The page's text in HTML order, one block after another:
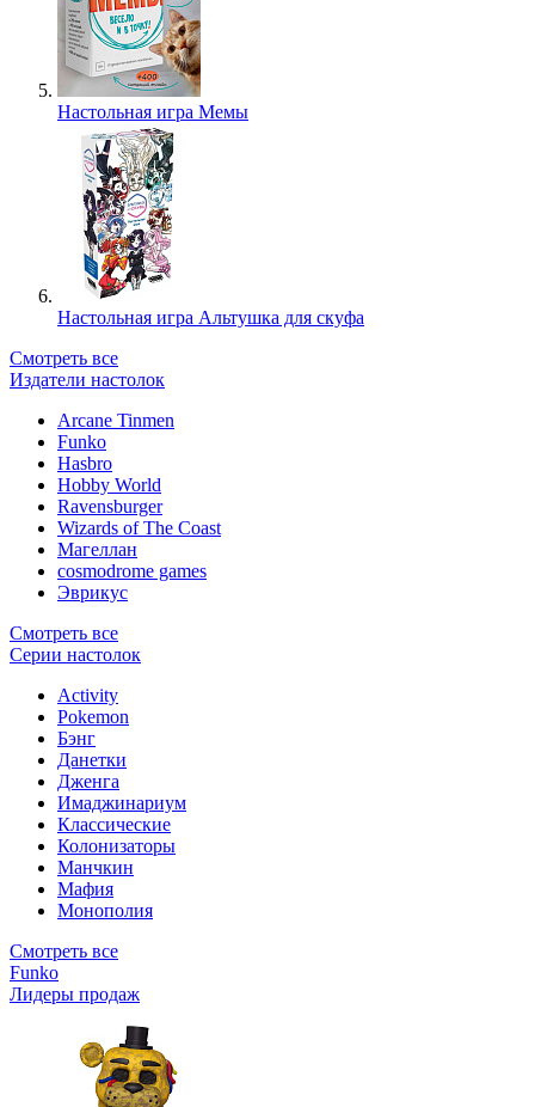
Настольная игра Мемы
Настольная игра Альтушка для скуфа
Смотреть все
Издатели настолок
Arcane Tinmen
Funko
Hasbro
Hobby World
Ravensburger
Wizards of The Coast
Магеллан
сosmodrome games
Эврикус
Смотреть все
Серии настолок
Activity
Pokemon
Бэнг
Данетки
Дженга
Имаджинариум
Классические
Колонизаторы
Манчкин
Мафия
Монополия
Смотреть все
Funko
Лидеры продаж